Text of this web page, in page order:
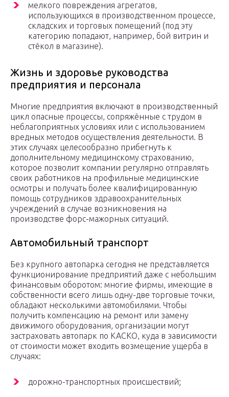
мелкого повреждения агрегатов,
использующихся в производственном процессе,
складских и торговых помещений (под эту
категорию попадают, например, бой витрин и
стёкол в магазине).
Жизнь и здоровье руководства
предприятия и персонала
Многие предприятия включают в производственный
цикл опасные процессы, сопряжённые с трудом в
неблагоприятных условиях или с использованием
вредных методов осуществления деятельности. В
этих случаях целесообразно прибегнуть к
дополнительному медицинскому страхованию,
которое позволит компании регулярно отправлять
своих работников на профильные медицинские
осмотры и получать более квалифицированную
помощь сотрудников здравоохранительных
учреждений в случае возникновения на
производстве форс-мажорных ситуаций.
Автомобильный транспорт
Без крупного автопарка сегодня не представляется
функционирование предприятий даже с небольшим
финансовым оборотом: многие фирмы, имеющие в
собственности всего лишь одну-две торговые точки,
обладают несколькими автомобилями. Чтобы
получить компенсацию на ремонт или замену
движимого оборудования, организации могут
застраховать автопарк по КАСКО, куда в зависимости
от стоимости может входить возмещение ущерба в
случаях:
дорожно-транспортных происшествий;